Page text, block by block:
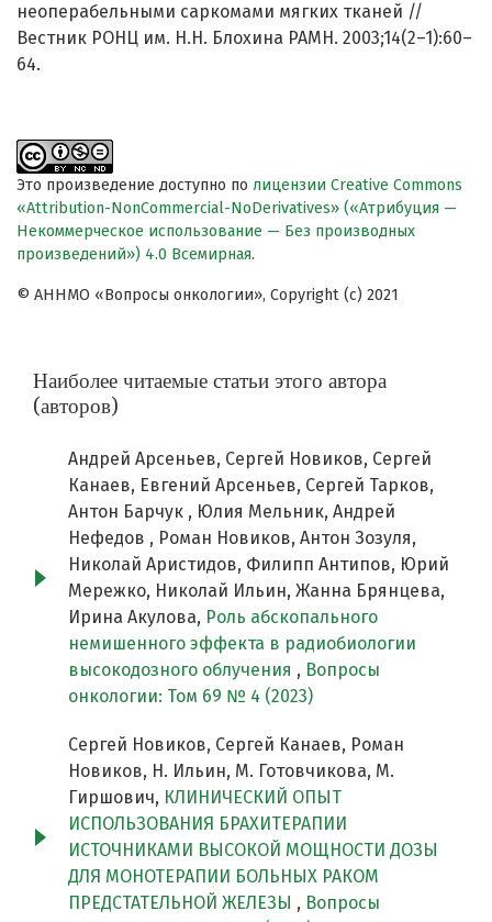
неоперабельными саркомами мягких тканей //
Вестник РОНЦ им. Н.Н. Блохина РАМН. 2003;14(2–1):60–
64.
Это произведение доступно по лицензии Creative Commons
«Attribution-NonCommercial-NoDerivatives» («Атрибуция —
Некоммерческое использование — Без производных
произведений») 4.0 Всемирная.
© АННМО «Вопросы онкологии», Copyright (c) 2021
Наиболее читаемые статьи этого автора
(авторов)
Андрей Арсеньев, Сергей Новиков, Сергей
Канаев, Евгений Арсеньев, Сергей Тарков,
Антон Барчук , Юлия Мельник, Андрей
Нефедов , Роман Новиков, Антон Зозуля,
Николай Аристидов, Филипп Антипов, Юрий
Мережко, Николай Ильин, Жанна Брянцева,
Ирина Акулова, Роль абскопального
немишенного эффекта в радиобиологии
высокодозного облучения , Вопросы
онкологии: Том 69 № 4 (2023)
Сергей Новиков, Сергей Канаев, Роман
Новиков, Н. Ильин, М. Готовчикова, М.
Гиршович, КЛИНИЧЕСКИЙ ОПЫТ
ИСПОЛЬЗОВАНИЯ БРАХИТЕРАПИИ
ИСТОЧНИКАМИ ВЫСОКОЙ МОЩНОСТИ ДОЗЫ
ДЛЯ МОНОТЕРАПИИ БОЛЬНЫХ РАКОМ
ПРЕДСТАТЕЛЬНОЙ ЖЕЛЕЗЫ , Вопросы